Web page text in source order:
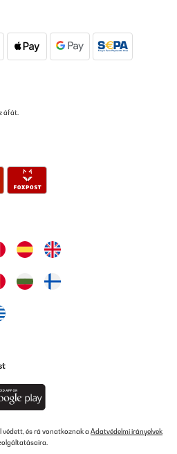
áfát.
védett, és rá vonatkoznak a Adatvédelmi irányelvek